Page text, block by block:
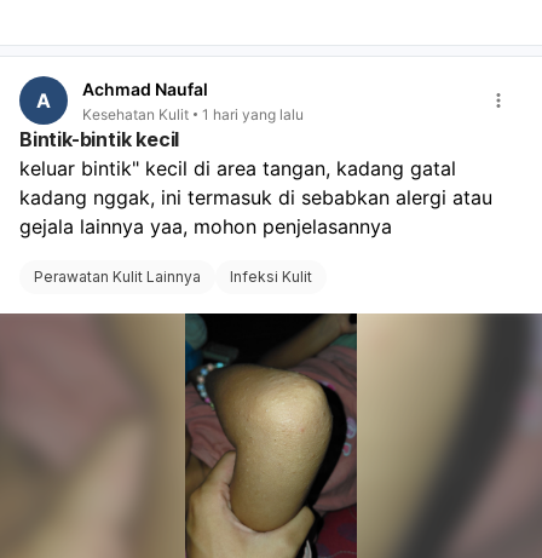
Infeksi menular seksual tertentu juga bisa
digaruk, jaga area tetap bersih dan kering, pakai
celana dalam katun, dan hindari sabun kewanitaan
yang keras atau pewangi. Kalau bintiknya makin
banyak, ada bau menyengat, nyeri saat BAK, perih,
luka, atau tidak membaik dalam beberapa hari,
sebaiknya periksa ke dokter spesialis obstetri dan
sesuai.
A Achmad Naufal
Kesehatan Kulit 1 hari yang lalu
Bintik-bintik kecil
keluar bintik" kecil di area tangan, kadang gatal
kadang nggak, ini termasuk di sebabkan alergi atau
gejala lainnya yaa, mohon penjelasannya
Perawatan Kulit Lainnya Infeksi Kulit